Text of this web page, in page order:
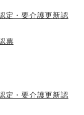
定・要介護更新認
票
定・要介護更新認